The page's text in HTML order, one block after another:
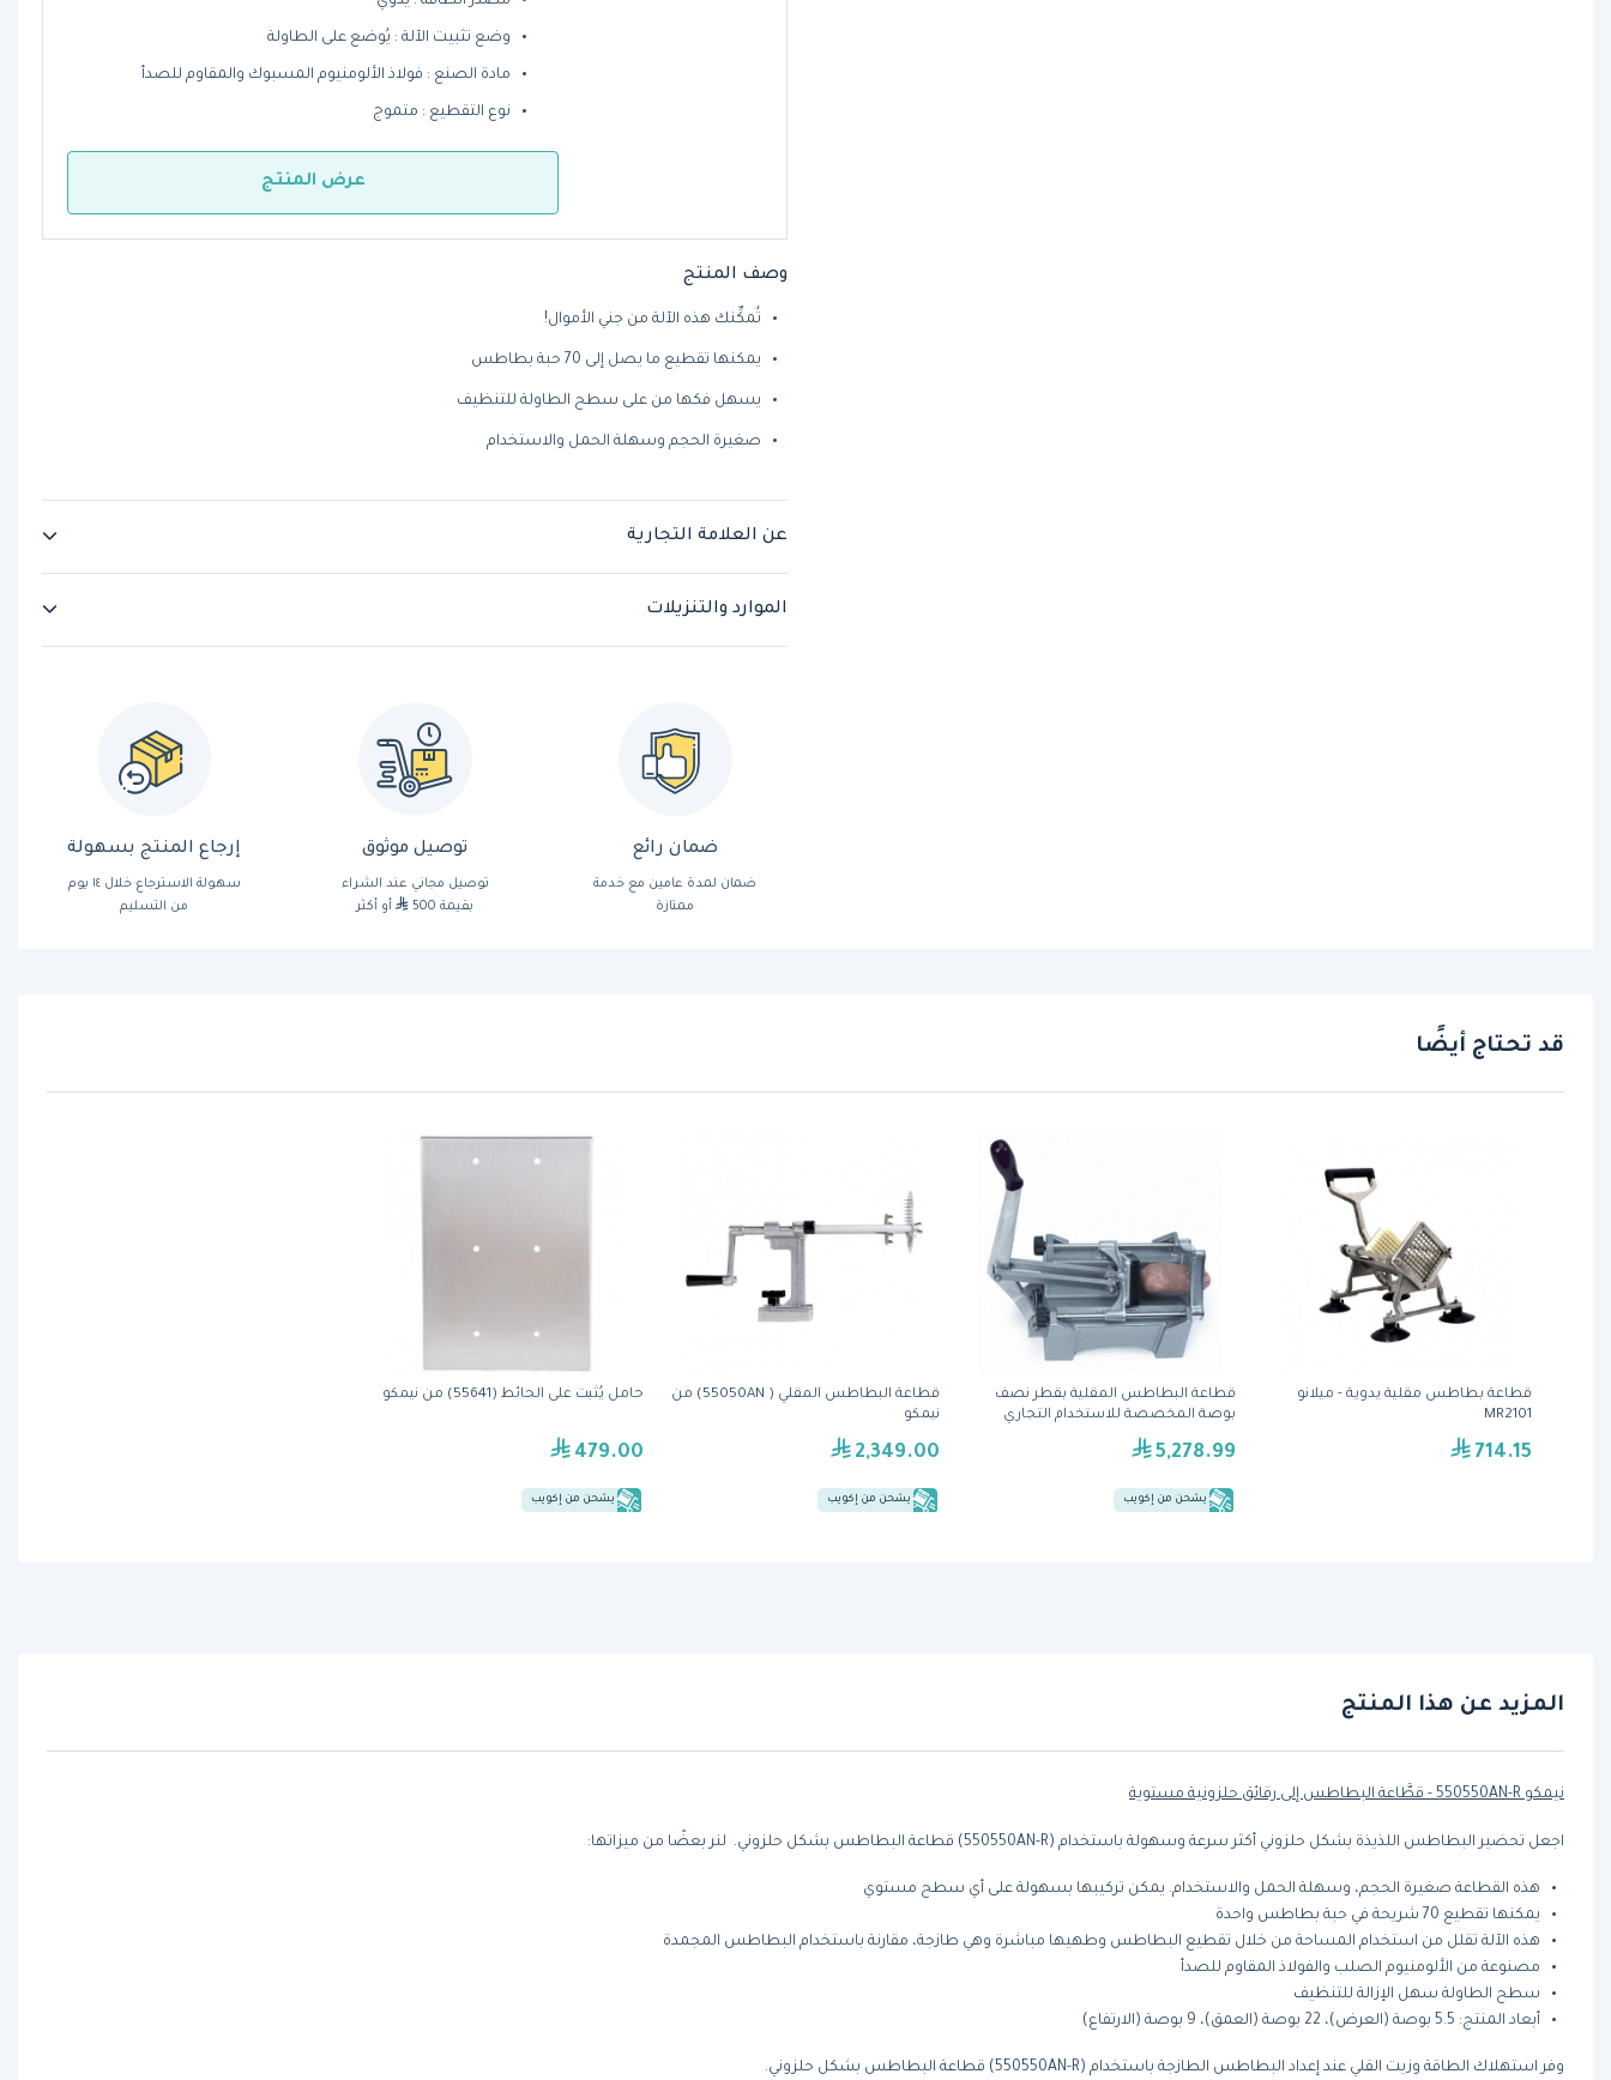
وضع تثبيت الآلة : يُوضع على الطاولة
مادة الصنع : فولاذ الألومنيوم المسبوك والمقاوم للصدأ
نوع التقطيع : متموج
عرض المنتج
وصف المنتج
تُمكِّنك هذه الآلة من جني الأموال!
يمكنها تقطيع ما يصل إلى 70 حبة بطاطس
يسهل فكها من على سطح الطاولة للتنظيف
صغيرة الحجم وسهلة الحمل والاستخدام
عن العلامة التجارية
الموارد والتنزيلات
ضمان رائع
ضمان لمدة عامين مع خدمة
ممتازة
توصيل موثوق
توصيل مجاني عند الشراء
بقيمة 500
أو أكثر
إرجاع المنتج بسهولة
سهولة الاسترجاع خلال ١٤ يوم
من التسليم
قد تحتاج أيضًا
حامل يُثبت على الحائط (55641) من نيمكو
479.00
يشحن من إكويب
قطاعة البطاطس المقلي ( 55050AN) من
نيمكو
2,349.00
يشحن من إكويب
قطاعة البطاطس المقلية بقطر نصف
بوصة المخصصة للاستخدام التجاري
5,278.99
يشحن من إكويب
قطاعة بطاطس مقلية يدوية - ميلانو
MR2101
714.15
المزيد عن هذا المنتج
نيمكو 550550AN-R - قطَّاعة البطاطس إلى رقائق حلزونية مستوية
اجعل تحضير البطاطس اللذيذة بشكل حلزوني أكثر سرعة وسهولة باستخدام (550550AN-R) قطاعة البطاطس بشكل حلزوني. لنر بعضًا من ميزاتها:
هذه القطاعة صغيرة الحجم، وسهلة الحمل والاستخدام. يمكن تركيبها بسهولة على أي سطح مستوي
يمكنها تقطيع 70 شريحة في حبة بطاطس واحدة
هذه الآلة تقلل من استخدام المساحة من خلال تقطيع البطاطس وطهيها مباشرة وهي طازجة، مقارنة باستخدام البطاطس المجمدة
مصنوعة من الألومنيوم الصلب والفولاذ المقاوم للصدأ
سطح الطاولة سهل الإزالة للتنظيف
أبعاد المنتج: 5.5 بوصة (العرض)، 22 بوصة (العمق)، 9 بوصة (الارتفاع)
وفر استهلاك الطاقة وزيت القلي عند إعداد البطاطس الطازجة باستخدام (550550AN-R) قطاعة البطاطس بشكل حلزوني.